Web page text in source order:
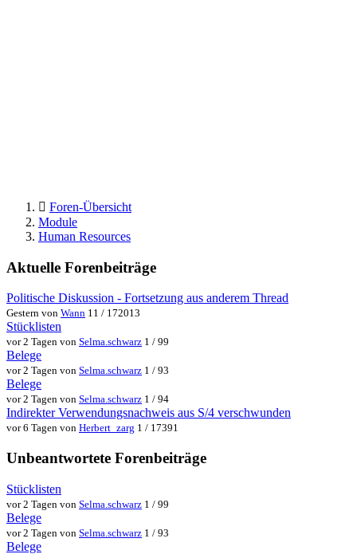
Foren-Übersicht
Module
Human Resources
Aktuelle Forenbeiträge
Politische Diskussion - Fortsetzung aus anderem Thread
Gestern von Wann 11 / 172013
Stücklisten
vor 2 Tagen von Selma.schwarz 1 / 99
Belege
vor 2 Tagen von Selma.schwarz 1 / 93
Belege
vor 2 Tagen von Selma.schwarz 1 / 94
Indirekter Verwendungsnachweis aus S/4 verschwunden
vor 6 Tagen von Herbert_zarg 1 / 17391
Unbeantwortete Forenbeiträge
Stücklisten
vor 2 Tagen von Selma.schwarz 1 / 99
Belege
vor 2 Tagen von Selma.schwarz 1 / 93
Belege